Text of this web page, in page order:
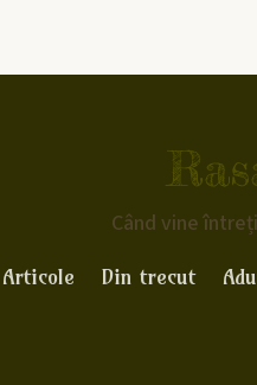
Când vine
Articole Din trecut